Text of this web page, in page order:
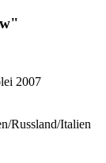
2007
Russland/Italien